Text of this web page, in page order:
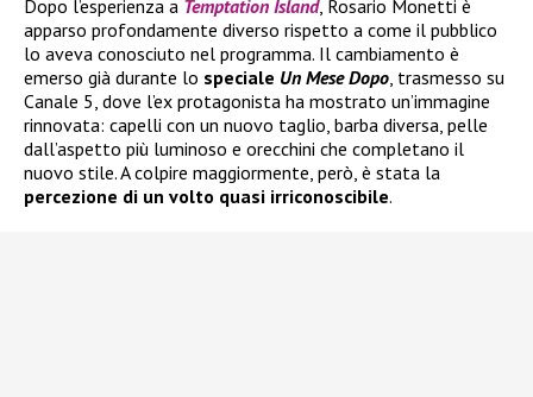
Dopo l’esperienza a Temptation Island, Rosario Monetti è
apparso profondamente diverso rispetto a come il pubblico
lo aveva conosciuto nel programma. Il cambiamento è
emerso già durante lo speciale Un Mese Dopo, trasmesso su
Canale 5, dove l’ex protagonista ha mostrato un’immagine
rinnovata: capelli con un nuovo taglio, barba diversa, pelle
dall’aspetto più luminoso e orecchini che completano il
nuovo stile. A colpire maggiormente, però, è stata la
percezione di un volto quasi irriconoscibile.